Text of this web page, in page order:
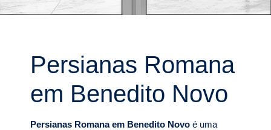
Persianas Romana
em Benedito Novo
Persianas Romana em Benedito Novo é uma